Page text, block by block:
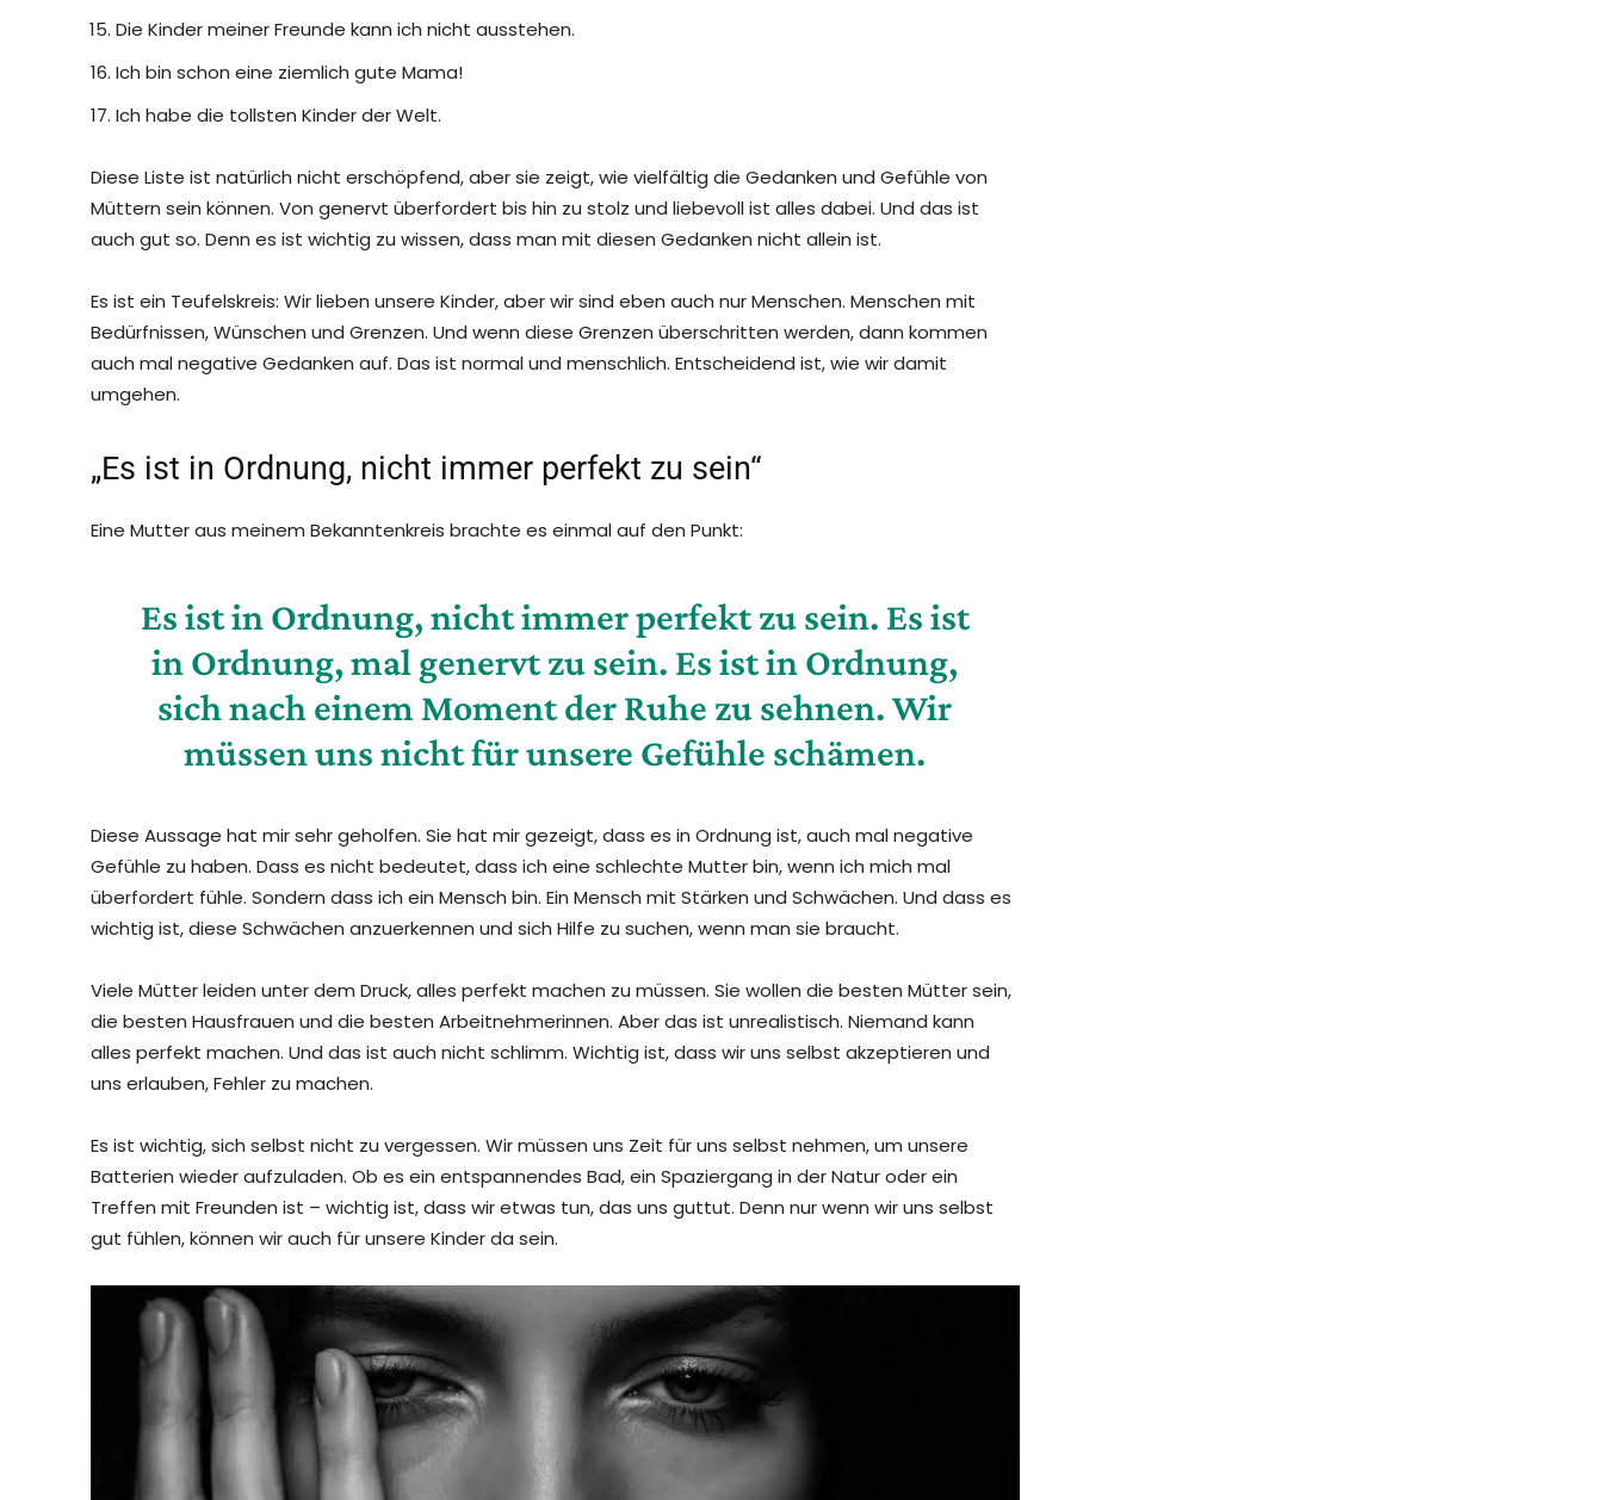
Die Kinder meiner Freunde kann ich nicht ausstehen.
Ich bin schon eine ziemlich gute Mama!
Ich habe die tollsten Kinder der Welt.
Diese Liste ist natürlich nicht erschöpfend, aber sie zeigt, wie vielfältig die Gedanken und Gefühle von
Müttern sein können. Von genervt überfordert bis hin zu stolz und liebevoll ist alles dabei. Und das ist
auch gut so. Denn es ist wichtig zu wissen, dass man mit diesen Gedanken nicht allein ist.
Es ist ein Teufelskreis: Wir lieben unsere Kinder, aber wir sind eben auch nur Menschen. Menschen mit
Bedürfnissen, Wünschen und Grenzen. Und wenn diese Grenzen überschritten werden, dann kommen
auch mal negative Gedanken auf. Das ist normal und menschlich. Entscheidend ist, wie wir damit
umgehen.
„Es ist in Ordnung, nicht immer perfekt zu sein“
Eine Mutter aus meinem Bekanntenkreis brachte es einmal auf den Punkt:
Es ist in Ordnung, nicht immer perfekt zu sein. Es ist
in Ordnung, mal genervt zu sein. Es ist in Ordnung,
sich nach einem Moment der Ruhe zu sehnen. Wir
müssen uns nicht für unsere Gefühle schämen.
Diese Aussage hat mir sehr geholfen. Sie hat mir gezeigt, dass es in Ordnung ist, auch mal negative
Gefühle zu haben. Dass es nicht bedeutet, dass ich eine schlechte Mutter bin, wenn ich mich mal
überfordert fühle. Sondern dass ich ein Mensch bin. Ein Mensch mit Stärken und Schwächen. Und dass es
wichtig ist, diese Schwächen anzuerkennen und sich Hilfe zu suchen, wenn man sie braucht.
Viele Mütter leiden unter dem Druck, alles perfekt machen zu müssen. Sie wollen die besten Mütter sein,
die besten Hausfrauen und die besten Arbeitnehmerinnen. Aber das ist unrealistisch. Niemand kann
alles perfekt machen. Und das ist auch nicht schlimm. Wichtig ist, dass wir uns selbst akzeptieren und
uns erlauben, Fehler zu machen.
Es ist wichtig, sich selbst nicht zu vergessen. Wir müssen uns Zeit für uns selbst nehmen, um unsere
Batterien wieder aufzuladen. Ob es ein entspannendes Bad, ein Spaziergang in der Natur oder ein
Treffen mit Freunden ist – wichtig ist, dass wir etwas tun, das uns guttut. Denn nur wenn wir uns selbst
gut fühlen, können wir auch für unsere Kinder da sein.